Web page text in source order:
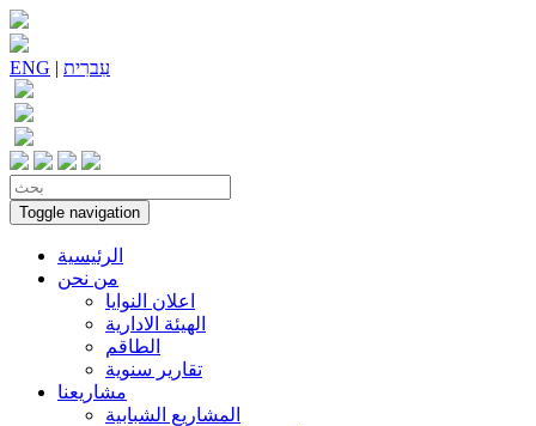
ENG | עִברִית
Toggle navigation
الرئيسية
من نحن
اعلان النوايا
الهيئة الادارية
الطاقم
تقارير سنوية
مشاريعنا
المشاريع الشبابية